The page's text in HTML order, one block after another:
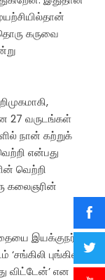
கருவை
27 வருடங்கள்
நான் கற்றுக்
என்பது
வெற்றி
கலைஞரின்
இயக்குநர்
புங்கிலி
விட்டேன்’ என